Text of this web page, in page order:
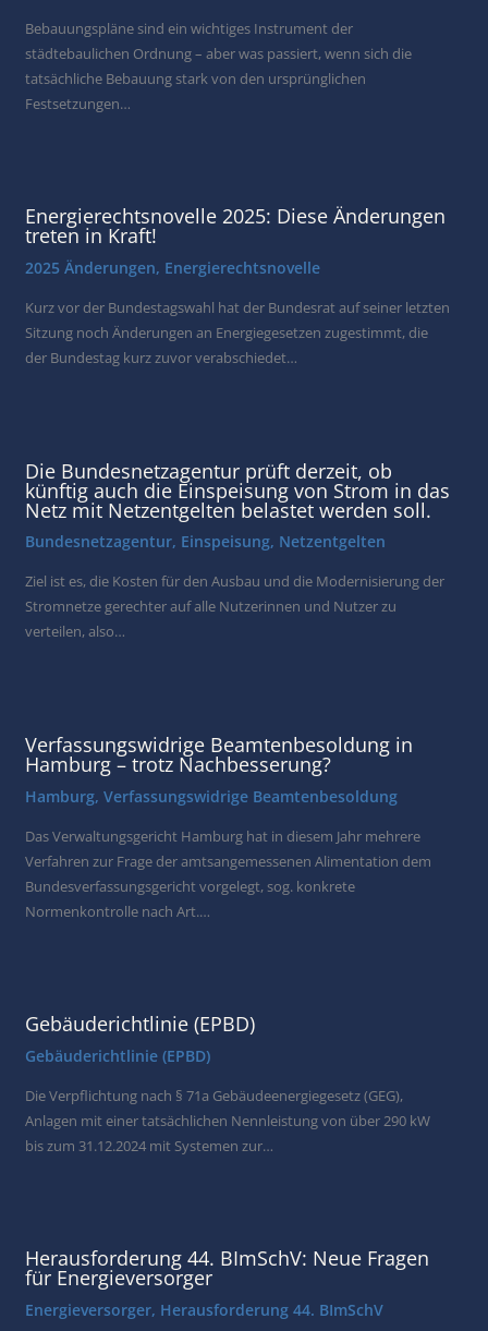
Bebauungspläne sind ein wichtiges Instrument der
städtebaulichen Ordnung – aber was passiert, wenn sich die
tatsächliche Bebauung stark von den ursprünglichen
Festsetzungen…
Energierechtsnovelle 2025: Diese Änderungen
treten in Kraft!
2025 Änderungen, Energierechtsnovelle
Kurz vor der Bundestagswahl hat der Bundesrat auf seiner letzten
Sitzung noch Änderungen an Energiegesetzen zugestimmt, die
der Bundestag kurz zuvor verabschiedet…
Die Bundesnetzagentur prüft derzeit, ob
künftig auch die Einspeisung von Strom in das
Netz mit Netzentgelten belastet werden soll.
Bundesnetzagentur, Einspeisung, Netzentgelten
Ziel ist es, die Kosten für den Ausbau und die Modernisierung der
Stromnetze gerechter auf alle Nutzerinnen und Nutzer zu
verteilen, also…
Verfassungswidrige Beamtenbesoldung in
Hamburg – trotz Nachbesserung?
Hamburg,Verfassungswidrige Beamtenbesoldung
Das Verwaltungsgericht Hamburg hat in diesem Jahr mehrere
Verfahren zur Frage der amtsangemessenen Alimentation dem
Bundesverfassungsgericht vorgelegt, sog. konkrete
Normenkontrolle nach Art.…
Gebäuderichtlinie (EPBD)
Gebäuderichtlinie (EPBD)
Die Verpflichtung nach § 71a Gebäudeenergiegesetz (GEG),
Anlagen mit einer tatsächlichen Nennleistung von über 290 kW
bis zum 31.12.2024 mit Systemen zur…
Herausforderung 44. BImSchV: Neue Fragen
für Energieversorger
Energieversorger, Herausforderung 44. BImSchV